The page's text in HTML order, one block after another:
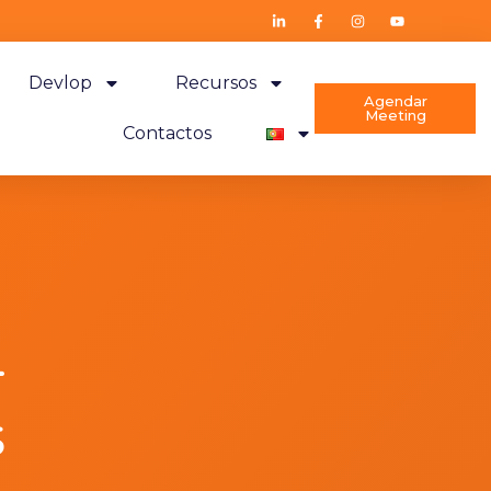
Devlop Recursos
Contactos
Agendar
Meeting